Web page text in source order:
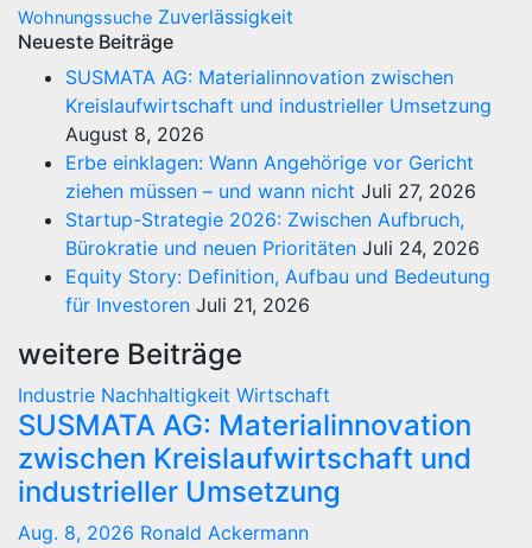
Wohnungssuche Zuverlässigkeit
Neueste Beiträge
SUSMATA AG: Materialinnovation zwischen
Kreislaufwirtschaft und industrieller Umsetzung
August 8, 2026
Erbe einklagen: Wann Angehörige vor Gericht
ziehen müssen – und wann nicht Juli 27, 2026
Startup-Strategie 2026: Zwischen Aufbruch,
Bürokratie und neuen Prioritäten Juli 24, 2026
Equity Story: Definition, Aufbau und Bedeutung
für Investoren Juli 21, 2026
weitere Beiträge
Industrie Nachhaltigkeit Wirtschaft
SUSMATA AG: Materialinnovation
zwischen Kreislaufwirtschaft und
industrieller Umsetzung
Aug. 8, 2026 Ronald Ackermann